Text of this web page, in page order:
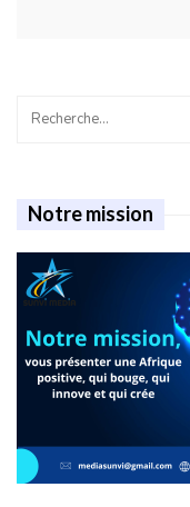
Notre mission